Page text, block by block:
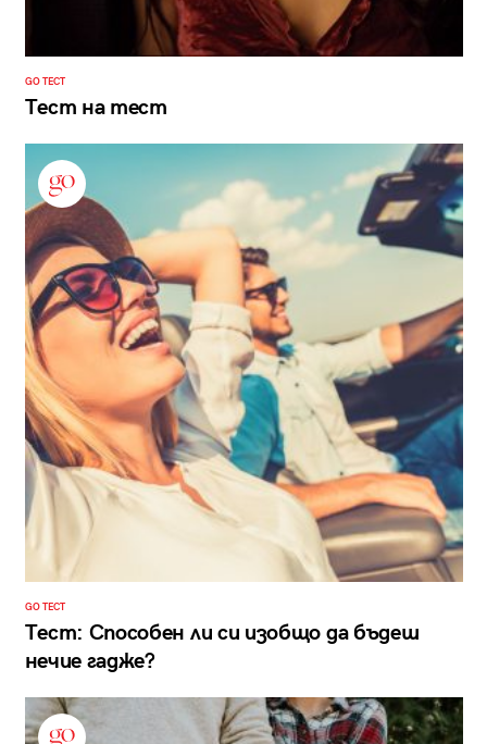
GO ТЕСТ
Тест на тест
GO ТЕСТ
Тест: Способен ли си изобщо да бъдеш
нечие гадже?